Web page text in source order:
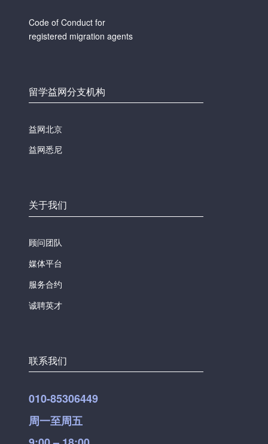
Code of Conduct for
registered migration agents
留学益网分支机构
益网北京
益网悉尼
关于我们
顾问团队
媒体平台
服务合约
诚聘英才
联系我们
010-85306449
周一至周五